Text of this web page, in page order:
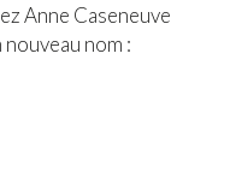
Anne Caseneuve
nom :